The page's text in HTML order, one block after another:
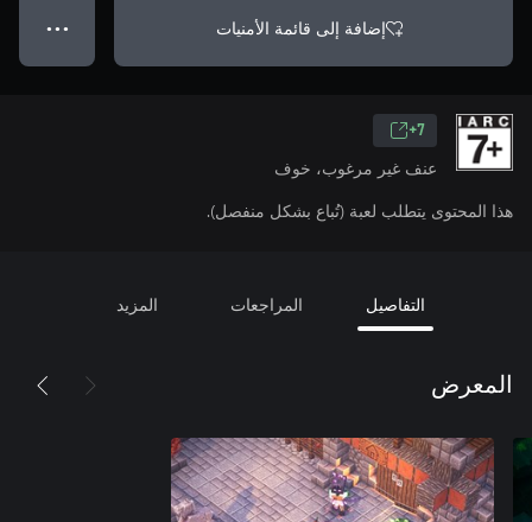
إضافة إلى قائمة الأمنيات ● ● ●
7+
عنف غير مرغوب، خوف
هذا المحتوى يتطلب لعبة (تُباع بشكل منفصل).
التفاصيل المراجعات المزيد
المعرض